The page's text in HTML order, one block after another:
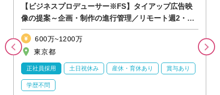
【ビジネスプロデューサー※FS】タイアップ広告映
像の提案～企画・制作の進行管理／リモート週2・賞
与有
600万~1200万
東京都
正社員採用 土日祝休み 産休・育休あり 賞与あり
学歴不問